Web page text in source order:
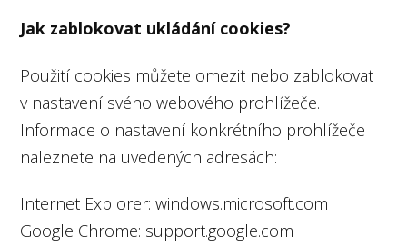
Jak zablokovat ukládání cookies?
Použití cookies můžete omezit nebo zablokovat
v nastavení svého webového prohlížeče.
Informace o nastavení konkrétního prohlížeče
naleznete na uvedených adresách:
Internet Explorer: windows.microsoft.com
Google Chrome: support.google.com